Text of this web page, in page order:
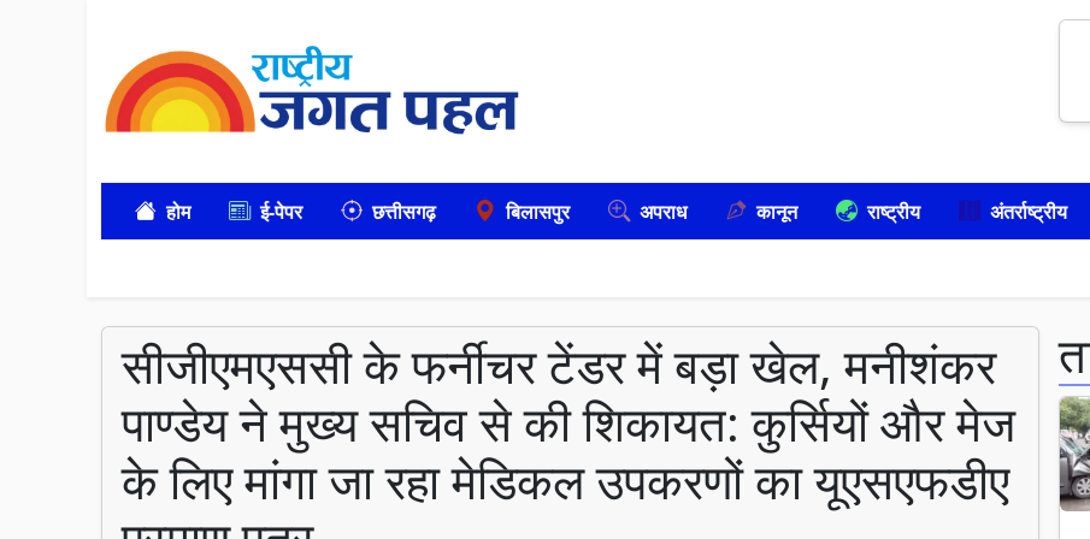
होम ई-पेपर छत्तीसगढ़ बिलासपुर अपराध कानून राष्ट्रीय अंतर्राष्ट्रीय
सीजीएमएससी के फर्नीचर टेंडर में बड़ा खेल, मनीशंकर
पाण्डेय ने मुख्य सचिव से की शिकायत: कुर्सियों और मेज
के लिए मांगा जा रहा मेडिकल उपकरणों का यूएसएफडीए